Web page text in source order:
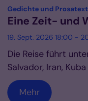
Gedichte und
Eine Zeit- und
19. Sept. 2026 18:00 -
Die Reise führt
Salvador, Iran,
Mehr